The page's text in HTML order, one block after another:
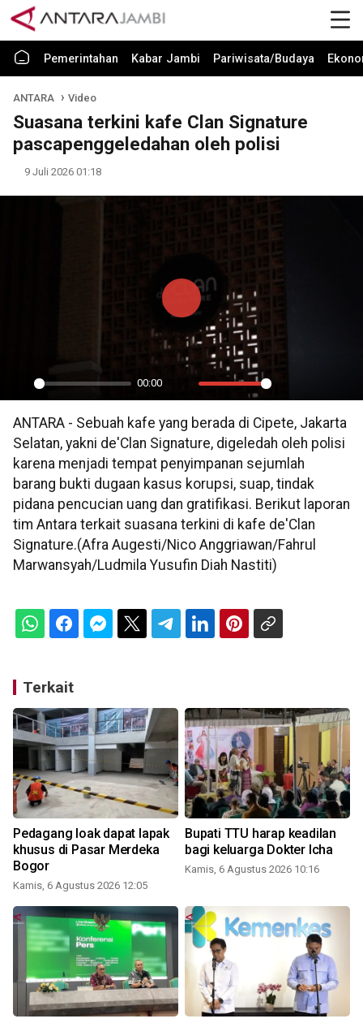
Pemerintahan Kabar Jambi Pariwisata/Budaya
ANTARA Video
Suasana terkini kafe Clan Signature
pascapenggeledahan oleh polisi
9 Juli 2026 01:18
Play
00:00
Mute Settings
PIP
Play
ANTARA - Sebuah kafe yang berada di Cipete, Jakarta
Selatan, yakni de'Clan Signature, digeledah oleh polisi
karena menjadi tempat penyimpanan sejumlah
barang bukti dugaan kasus korupsi, suap, tindak
pidana pencucian uang dan gratifikasi. Berikut laporan
tim Antara terkait suasana terkini di kafe de'Clan
Signature.(Afra Augesti/Nico Anggriawan/Fahrul
Marwansyah/Ludmila Yusufin Diah Nastiti)
Terkait
Pedagang loak dapat lapak
khusus di Pasar Merdeka
Bogor
Kamis, 6 Agustus 2026 12:05
Bupati TTU harap keadilan
bagi keluarga Dokter Icha
Kamis, 6 Agustus 2026 10:16